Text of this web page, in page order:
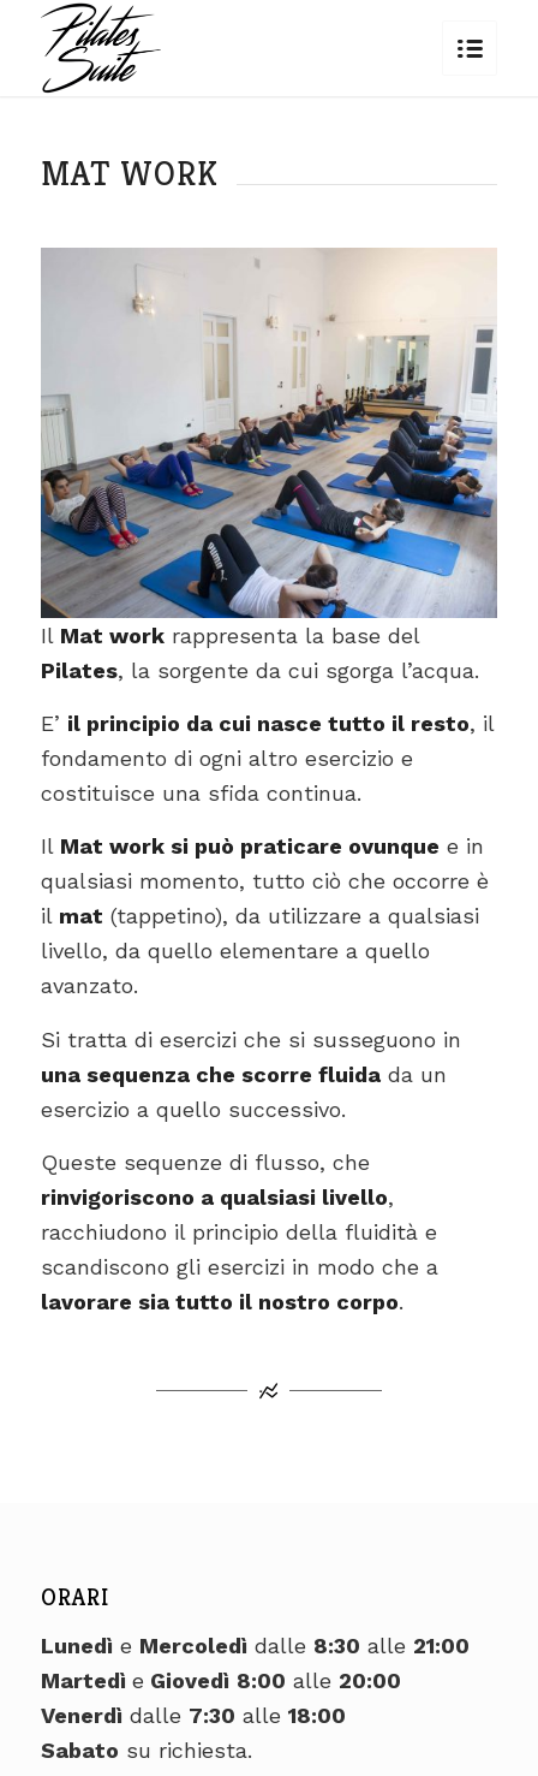
MAT WORK
Il Mat workrappresenta la base del
Pilates, la sorgente da cui sgorga l’acqua.
E’ il principio da cui nasce tutto il resto, il
fondamento di ogni altro esercizio e
costituisce una sfida continua.
Il Mat work si può praticare ovunque e in
qualsiasi momento, tutto ciò che occorre è
il mat (tappetino), da utilizzare a qualsiasi
livello, da quello elementare a quello
avanzato.
Si tratta di esercizi che si susseguono in
una sequenza che scorre fluidada un
esercizio a quello successivo.
Queste sequenze di flusso, che
rinvigoriscono a qualsiasi livello,
racchiudono il principio della fluidità e
scandiscono gli esercizi in modo che a
lavorare sia tutto il nostro corpo.
ORARI
Lunedì e Mercoledì dalle 8:30 alle 21:00
Martedì e Giovedì 8:00 alle 20:00
Venerdì dalle 7:30 alle 18:00
Sabato su richiesta.